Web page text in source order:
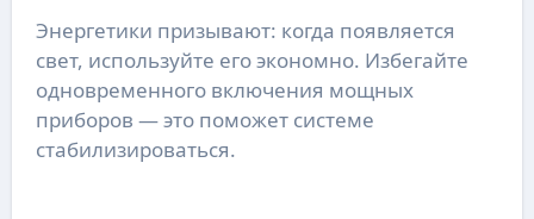
Энергетики призывают: когда появляется
свет, используйте его экономно. Избегайте
одновременного включения мощных
приборов — это поможет системе
стабилизироваться.